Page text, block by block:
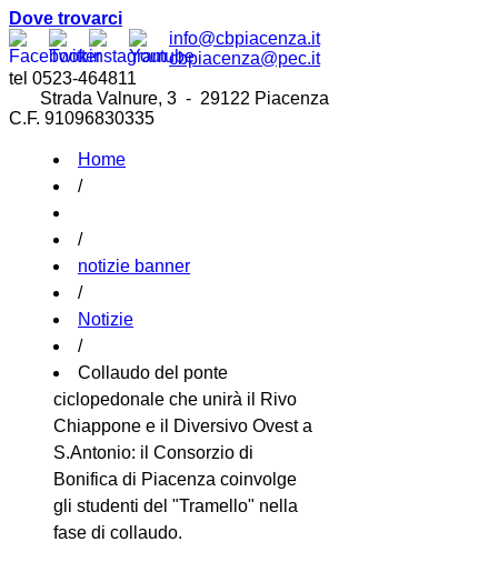
Dove trovarci
info@cbpiacenza.it
cbpiacenza@pec.it
tel 0523-464811
Strada Valnure, 3 - 29122 Piacenza
C.F. 91096830335
Home
/
/
notizie banner
/
Notizie
/
Collaudo del ponte
ciclopedonale che unirà il Rivo
Chiappone e il Diversivo Ovest a
S.Antonio: il Consorzio di
Bonifica di Piacenza coinvolge
gli studenti del "Tramello" nella
fase di collaudo.